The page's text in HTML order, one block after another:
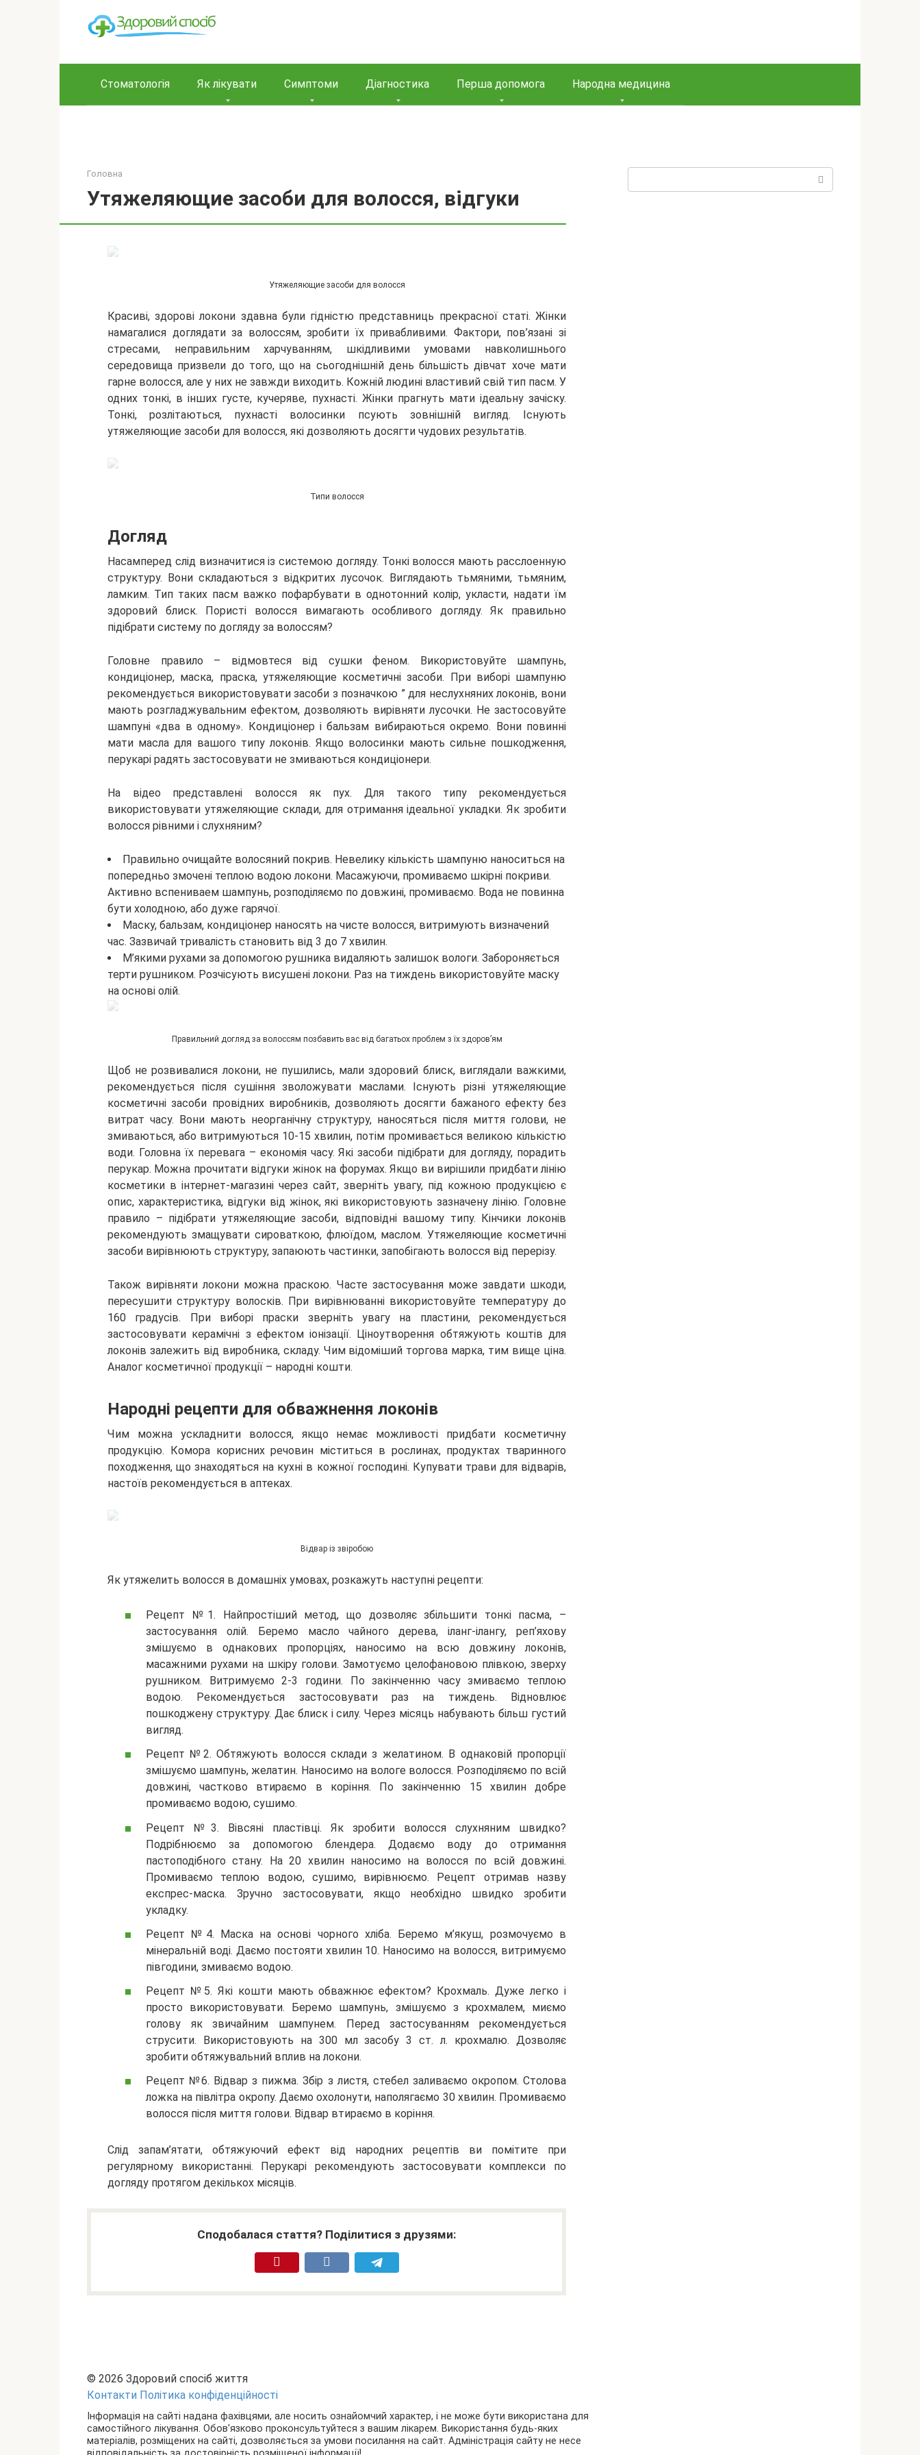
Стоматологія Як лікувати Симптоми Діагностика Перша допомога Народна медицина
Головна
Утяжеляющие засоби для волосся, відгуки
Утяжеляющие засоби для волосся
Красиві, здорові локони здавна були гідністю представниць прекрасної статі. Жінки
намагалися доглядати за волоссям, зробити їх привабливими. Фактори, пов’язані зі
стресами, неправильним харчуванням, шкідливими умовами навколишнього
середовища призвели до того, що на сьогоднішній день більшість дівчат хоче мати
гарне волосся, але у них не завжди виходить. Кожній людині властивий свій тип пасм. У
одних тонкі, в інших густе, кучеряве, пухнасті. Жінки прагнуть мати ідеальну зачіску.
Тонкі, розлітаються, пухнасті волосинки псують зовнішній вигляд. Існують
утяжеляющие засоби для волосся, які дозволяють досягти чудових результатів.
Типи волосся
Догляд
Насамперед слід визначитися із системою догляду. Тонкі волосся мають расслоенную
структуру. Вони складаються з відкритих лусочок. Виглядають тьмяними, тьмяним,
ламким. Тип таких пасм важко пофарбувати в однотонний колір, укласти, надати їм
здоровий блиск. Пористі волосся вимагають особливого догляду. Як правильно
підібрати систему по догляду за волоссям?
Головне правило – відмовтеся від сушки феном. Використовуйте шампунь,
кондиціонер, маска, праска, утяжеляющие косметичні засоби. При виборі шампуню
рекомендується використовувати засоби з позначкою ” для неслухняних локонів, вони
мають розгладжувальним ефектом, дозволяють вирівняти лусочки. Не застосовуйте
шампуні «два в одному». Кондиціонер і бальзам вибираються окремо. Вони повинні
мати масла для вашого типу локонів. Якщо волосинки мають сильне пошкодження,
перукарі радять застосовувати не змиваються кондиціонери.
На відео представлені волосся як пух. Для такого типу рекомендується
використовувати утяжеляющие склади, для отримання ідеальної укладки. Як зробити
волосся рівними і слухняним?
Правильно очищайте волосяний покрив. Невелику кількість шампуню наноситься на
попередньо змочені теплою водою локони. Масажуючи, промиваємо шкірні покриви.
Активно вспениваем шампунь, розподіляємо по довжині, промиваємо. Вода не повинна
бути холодною, або дуже гарячої.
Маску, бальзам, кондиціонер наносять на чисте волосся, витримують визначений
час. Зазвичай тривалість становить від 3 до 7 хвилин.
М’якими рухами за допомогою рушника видаляють залишок вологи. Забороняється
терти рушником. Розчісують висушені локони. Раз на тиждень використовуйте маску
на основі олій.
Правильний догляд за волоссям позбавить вас від багатьох проблем з їх здоров’ям
Щоб не розвивалися локони, не пушились, мали здоровий блиск, виглядали важкими,
рекомендується після сушіння зволожувати маслами. Існують різні утяжеляющие
косметичні засоби провідних виробників, дозволяють досягти бажаного ефекту без
витрат часу. Вони мають неорганічну структуру, наносяться після миття голови, не
змиваються, або витримуються 10-15 хвилин, потім промивається великою кількістю
води. Головна їх перевага – економія часу. Які засоби підібрати для догляду, порадить
перукар. Можна прочитати відгуки жінок на форумах. Якщо ви вирішили придбати лінію
косметики в інтернет-магазині через сайт, зверніть увагу, під кожною продукцією є
опис, характеристика, відгуки від жінок, які використовують зазначену лінію. Головне
правило – підібрати утяжеляющие засоби, відповідні вашому типу. Кінчики локонів
рекомендують змащувати сироваткою, флюїдом, маслом. Утяжеляющие косметичні
засоби вирівнюють структуру, запаюють частинки, запобігають волосся від перерізу.
Також вирівняти локони можна праскою. Часте застосування може завдати шкоди,
пересушити структуру волосків. При вирівнюванні використовуйте температуру до
160 градусів. При виборі праски зверніть увагу на пластини, рекомендується
застосовувати керамічні з ефектом іонізації. Ціноутворення обтяжують коштів для
локонів залежить від виробника, складу. Чим відоміший торгова марка, тим вище ціна.
Аналог косметичної продукції – народні кошти.
Народні рецепти для обважнення локонів
Чим можна ускладнити волосся, якщо немає можливості придбати косметичну
продукцію. Комора корисних речовин міститься в рослинах, продуктах тваринного
походження, що знаходяться на кухні в кожної господині. Купувати трави для відварів,
настоїв рекомендується в аптеках.
Відвар із звіробою
Як утяжелить волосся в домашніх умовах, розкажуть наступні рецепти:
Рецепт №1. Найпростіший метод, що дозволяє збільшити тонкі пасма, –
застосування олій. Беремо масло чайного дерева, іланг-ілангу, реп’яхову
змішуємо в однакових пропорціях, наносимо на всю довжину локонів,
масажними рухами на шкіру голови. Замотуємо целофановою плівкою, зверху
рушником. Витримуємо 2-3 години. По закінченню часу змиваємо теплою
водою. Рекомендується застосовувати раз на тиждень. Відновлює
пошкоджену структуру. Дає блиск і силу. Через місяць набувають більш густий
вигляд.
Рецепт №2. Обтяжують волосся склади з желатином. В однаковій пропорції
змішуємо шампунь, желатин. Наносимо на вологе волосся. Розподіляємо по всій
довжині, частково втираємо в коріння. По закінченню 15 хвилин добре
промиваємо водою, сушимо.
Рецепт №3. Вівсяні пластівці. Як зробити волосся слухняним швидко?
Подрібнюємо за допомогою блендера. Додаємо воду до отримання
пастоподібного стану. На 20 хвилин наносимо на волосся по всій довжині.
Промиваємо теплою водою, сушимо, вирівнюємо. Рецепт отримав назву
експрес-маска. Зручно застосовувати, якщо необхідно швидко зробити
укладку.
Рецепт №4. Маска на основі чорного хліба. Беремо м’якуш, розмочуємо в
мінеральній воді. Даємо постояти хвилин 10. Наносимо на волосся, витримуємо
півгодини, змиваємо водою.
Рецепт №5. Які кошти мають обважнює ефектом? Крохмаль. Дуже легко і
просто використовувати. Беремо шампунь, змішуємо з крохмалем, миємо
голову як звичайним шампунем. Перед застосуванням рекомендується
струсити. Використовують на 300 мл засобу 3 ст. л. крохмалю. Дозволяє
зробити обтяжувальний вплив на локони.
Рецепт №6. Відвар з пижма. Збір з листя, стебел заливаємо окропом. Столова
ложка на півлітра окропу. Даємо охолонути, наполягаємо 30 хвилин. Промиваємо
волосся після миття голови. Відвар втираємо в коріння.
Слід запам’ятати, обтяжуючий ефект від народних рецептів ви помітите при
регулярному використанні. Перукарі рекомендують застосовувати комплекси по
догляду протягом декількох місяців.
Сподобалася стаття? Поділитися з друзями:
© 2026 Здоровий спосіб життя
Контакти Політика конфіденційності
Інформація на сайті надана фахівцями, але носить ознайомчий характер, і не може бути використана для
самостійного лікування. Обов'язково проконсультуйтеся з вашим лікарем. Використання будь-яких
матеріалів, розміщених на сайті, дозволяється за умови посилання на сайт. Адміністрація сайту не несе